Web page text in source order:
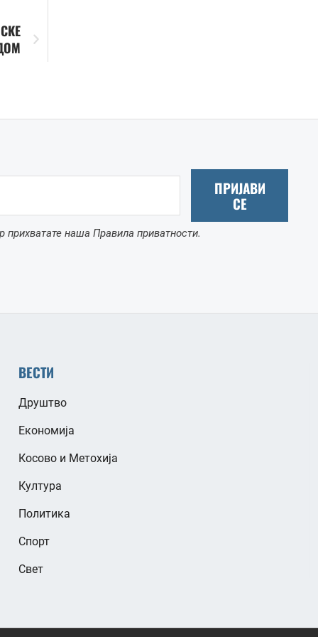
ПРИЈАВИ
СЕ
прихватате наша Правила приватности.
ВЕСТИ
Друштво
Економија
Косово и Метохија
Култура
Политика
Спорт
Свет